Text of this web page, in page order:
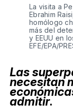
La visita a
Ebrahim
homólogo
más del
y EEUU en
EFE/EPA/
Las
necesitan
admitir.